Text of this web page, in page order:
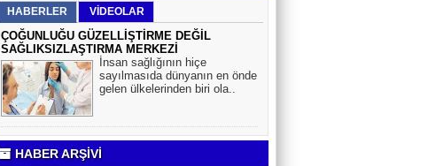
HABERLER VİDEOLAR
ÇOĞUNLUĞU GÜZELLİŞTİRME DEĞİL
SAĞLIKSIZLAŞTIRMA MERKEZİ
İnsan sağlığının hiçe
sayılmasıda dünyanın en önde
gelen ülkelerinden biri ola..
HABER ARŞİVİ